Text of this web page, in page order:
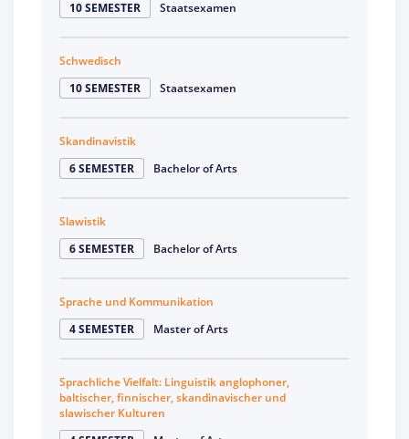
10 SEMESTER
Staatsexamen
Schwedisch
10 SEMESTER
Staatsexamen
Skandinavistik
6 SEMESTER
Bachelor of Arts
Slawistik
6 SEMESTER
Bachelor of Arts
Sprache und Kommunikation
4 SEMESTER
Master of Arts
Sprachliche Vielfalt: Linguistik anglophoner,
baltischer, finnischer, skandinavischer und
slawischer Kulturen